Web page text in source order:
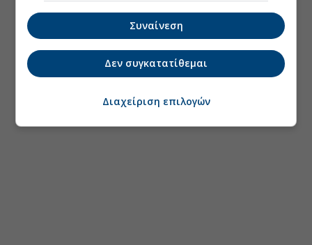
Συναίνεση
Δεν συγκατατίθεμαι
Διαχείριση επιλογών